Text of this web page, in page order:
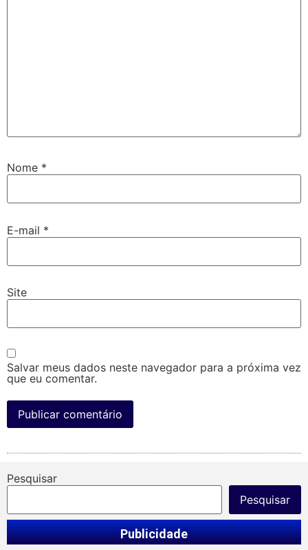
Nome *
E-mail *
Site
Salvar meus dados neste navegador para a próxima vez
que eu comentar.
Pesquisar
Pesquisar
Publicidade